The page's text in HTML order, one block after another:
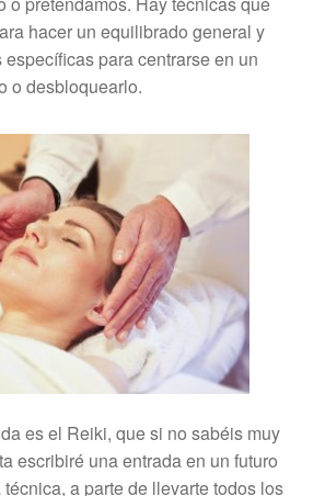
hacer un equilibrado general y
para centrarse en un
o desbloquearlo.
es el Reiki, que si no sabéis muy
escribiré una entrada en un futuro
a parte de llevarte todos los